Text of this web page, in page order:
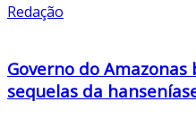
Redação
Governo do
sequelas da